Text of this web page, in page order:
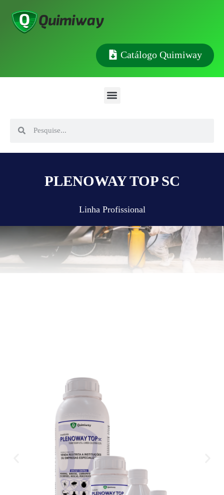
Catálogo Quimiway
PLENOWAY TOP SC
Linha Profissional